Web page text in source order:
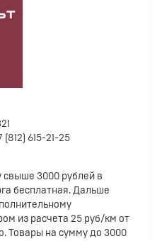
(812) 615-21-25
свыше 3000 рублей в
бесплатная. Дальше
из расчета 25 руб/км от
Товары на сумму до 3000